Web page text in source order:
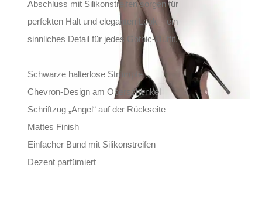
Abschluss mit Silikonstreifen sorgen für
perfekten Halt und eleganten Look – ein
sinnliches Detail für jedes Gothic-Outfit.
Schwarze halterlose Strümpfe
Chevron-Design am Oberschenkel
Schriftzug „Angel“ auf der Rückseite
Mattes Finish
Einfacher Bund mit Silikonstreifen
Dezent parfümiert